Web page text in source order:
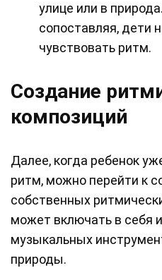
улице или в
сопоставляя, дети
чувствовать ритм.
Создание
композиций
Далее, когда ребенок
ритм, можно перейти к
собственных
может включать в себя
музыкальных
природы.